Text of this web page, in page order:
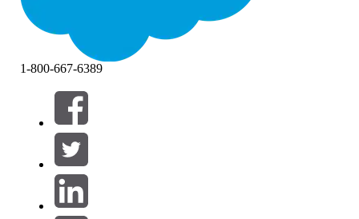
Numéro d’article de la base de connaissances
005318702
CET ARTICLE A-T-IL RÉSOLU VOTRE PROBLÈME ?
Dites-nous ce que nous pouvons améliorer !
1-800-667-6389